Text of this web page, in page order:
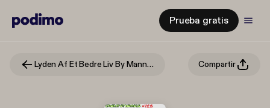
Prueba gratis
Lyden Af Et Bedre Liv By Mannah Compartir